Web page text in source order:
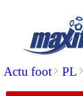
Actu foot> PL >
PSG:
04/02 Al-
04/02